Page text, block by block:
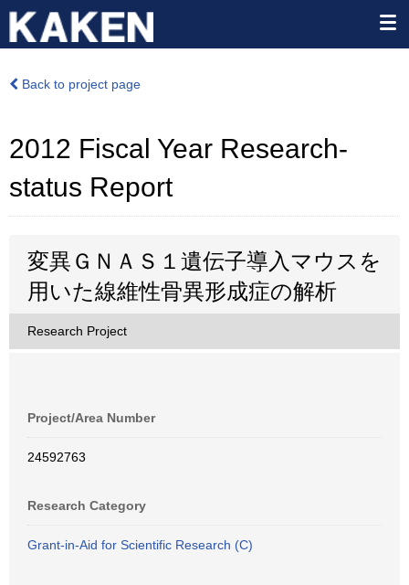
Back to project page
2012 Fiscal Year Research-
status Report
変異ＧＮＡＳ１遺伝子導入マウスを
用いた線維性骨異形成症の解析
Research Project
Project/Area Number
24592763
Research Category
Grant-in-Aid for Scientific Research (C)